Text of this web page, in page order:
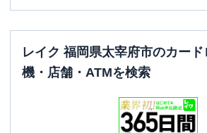
レイク 福岡県太宰府市のカー
機・店舗・ATMを検索